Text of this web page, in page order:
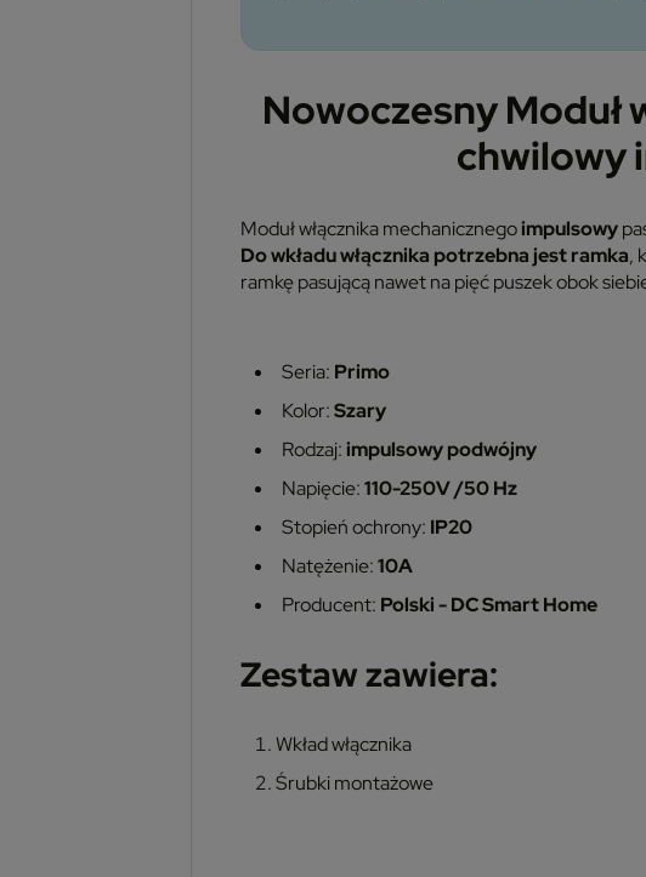
Nowoczesny Moduł
chwilowy
Moduł włącznika mechanicznegoimpulsowy
Do wkładu włącznika potrzebna jest ramka,
ramkę pasującą nawet na pięć puszek obok
Seria: Primo
Kolor:Szary
Rodzaj:impulsowy podwójny
Napięcie:110-250V /50 Hz
Stopień ochrony: IP20
Natężenie:10A
Producent: Polski - DC Smart Home
Zestaw zawiera:
Wkład włącznika
Śrubki montażowe